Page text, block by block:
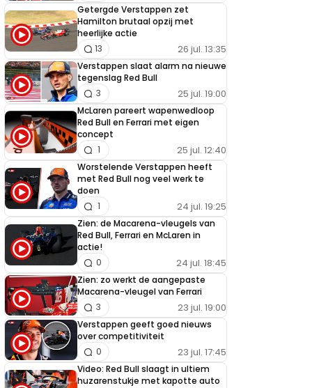
Getergde Verstappen zet
Hamilton brutaal opzij met
heerlijke actie
26 jul. 13:35
13
Verstappen slaat alarm na nieuwe
tegenslag Red Bull
25 jul. 19:00
3
McLaren pareert wapenwedloop
Red Bull en Ferrari met eigen
concept
25 jul. 12:40
1
Worstelende Verstappen heeft
met Red Bull nog veel werk te
doen
24 jul. 19:25
1
Zien: de Macarena-vleugels van
Red Bull, Ferrari en McLaren in
actie!
24 jul. 18:45
0
Zien: zo werkt de aangepaste
Macarena-vleugel van Ferrari
23 jul. 19:00
3
Verstappen geeft goed nieuws
over competitiviteit
23 jul. 17:45
0
Video: Red Bull slaagt in ultiem
huzarenstukje met kapotte auto